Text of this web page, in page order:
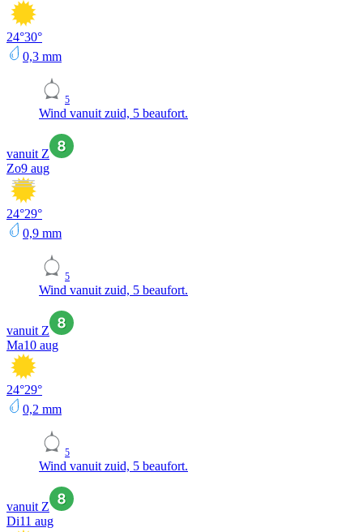
24°30°
0,3 mm
5
Wind vanuit zuid, 5 beaufort.
vanuit Z
Zo9 aug
24°29°
0,9 mm
5
Wind vanuit zuid, 5 beaufort.
vanuit Z
Ma10 aug
24°29°
0,2 mm
5
Wind vanuit zuid, 5 beaufort.
vanuit Z
Di11 aug